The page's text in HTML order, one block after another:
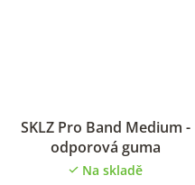
SKLZ Pro Band Medium -
odporová guma
hodnocení
produktu
je
Na skladě